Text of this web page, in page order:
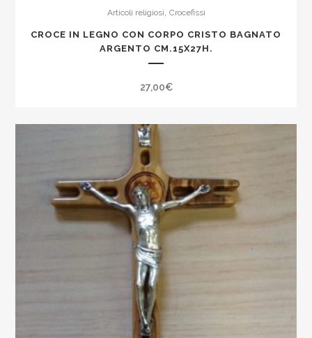
Articoli religiosi Crocefissi
CROCE IN LEGNO CON CORPO CRISTO BAGNATO
ARGENTO CM.15X27H.
27,00€